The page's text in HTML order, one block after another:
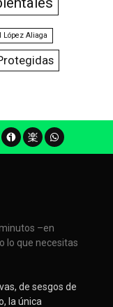
López Aliaga
–en
lo que necesitas
de sesgos de
la única